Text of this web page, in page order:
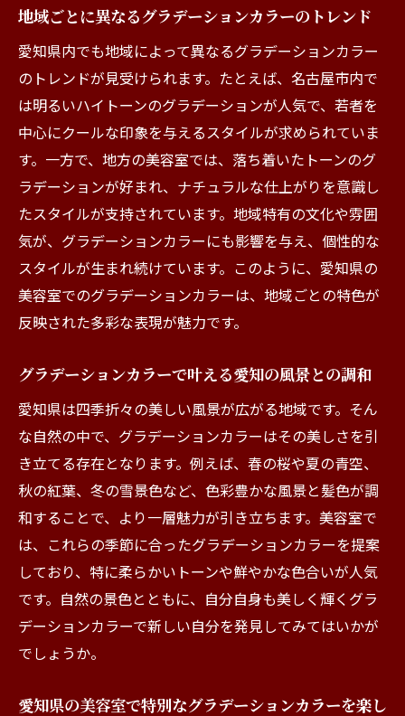
グラデーションカラーを長持ちさせる秘訣
愛知でのグラデーションカラー失敗を避け
るポイント
美容室のプロによるグラデーションカラー
の最新テクニック
愛知県の美容室で体験する理想のグラデーショ
ンカラーの提案
愛知で理想のグラデーションカラーを実現
するための提案
美容室でのグラデーションカラー選びのス
テップバイステップ
めのカウンセリング
グラデーションカラーの施術後のケア方法
愛知県内での美容室選びのポイント
理想のグラデーションカラーを手に入れる
ための準備
グラデーションカラーを際立たせる愛知県の美
容室選びのポイント
愛知県でグラデーションカラーが得意な美
容室選びのコツ
美容室の選び方で変わるグラデーションカ
ラーの仕上がり
愛知で評判の良い美容室を選ぶための方法
地域ごとに異なるグラデーションカラーのトレンド
愛知県内でも地域によって異なるグラデーションカラー
のトレンドが見受けられます。たとえば、名古屋市内で
は明るいハイトーンのグラデーションが人気で、若者を
中心にクールな印象を与えるスタイルが求められていま
す。一方で、地方の美容室では、落ち着いたトーンのグ
ラデーションが好まれ、ナチュラルな仕上がりを意識し
たスタイルが支持されています。地域特有の文化や雰囲
気が、グラデーションカラーにも影響を与え、個性的な
スタイルが生まれ続けています。このように、愛知県の
美容室でのグラデーションカラーは、地域ごとの特色が
反映された多彩な表現が魅力です。
グラデーションカラーで叶える愛知の風景との調和
愛知県は四季折々の美しい風景が広がる地域です。そん
な自然の中で、グラデーションカラーはその美しさを引
き立てる存在となります。例えば、春の桜や夏の青空、
秋の紅葉、冬の雪景色など、色彩豊かな風景と髪色が調
和することで、より一層魅力が引き立ちます。美容室で
は、これらの季節に合ったグラデーションカラーを提案
しており、特に柔らかいトーンや鮮やかな色合いが人気
です。自然の景色とともに、自分自身も美しく輝くグラ
デーションカラーで新しい自分を発見してみてはいかが
でしょうか。
愛知県の美容室で特別なグラデーションカラーを楽し